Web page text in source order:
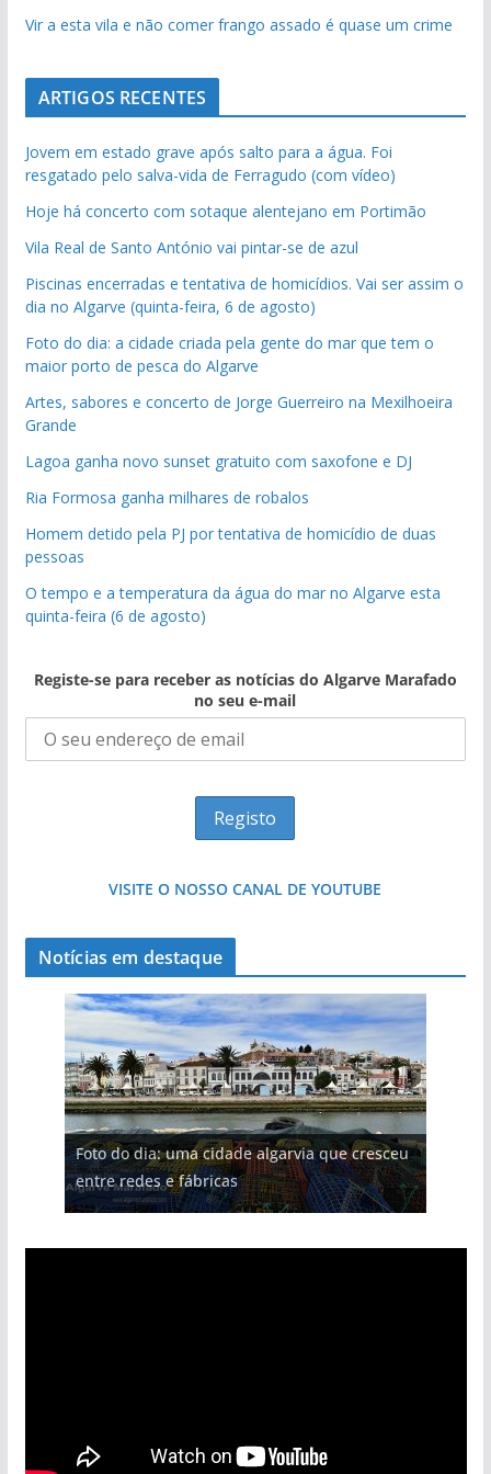
Vir a esta vila e não comer frango assado é quase um crime
ARTIGOS RECENTES
Jovem em estado grave após salto para a água. Foi
resgatado pelo salva-vida de Ferragudo (com vídeo)
Hoje há concerto com sotaque alentejano em Portimão
Vila Real de Santo António vai pintar-se de azul
Piscinas encerradas e tentativa de homicídios. Vai ser assim o
dia no Algarve (quinta-feira, 6 de agosto)
Foto do dia: a cidade criada pela gente do mar que tem o
maior porto de pesca do Algarve
Artes, sabores e concerto de Jorge Guerreiro na Mexilhoeira
Grande
Lagoa ganha novo sunset gratuito com saxofone e DJ
Ria Formosa ganha milhares de robalos
Homem detido pela PJ por tentativa de homicídio de duas
pessoas
O tempo e a temperatura da água do mar no Algarve esta
quinta-feira (6 de agosto)
Registe-se para receber as notícias do Algarve Marafado
no seu e-mail
VISITE O NOSSO CANAL DE YOUTUBE
Notícias em destaque
Foto do dia: uma cidade algarvia que cresceu
entre redes e fábricas